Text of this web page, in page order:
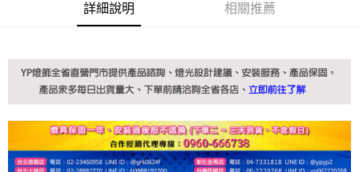
詳細說明 相關推薦